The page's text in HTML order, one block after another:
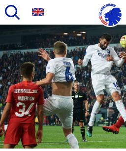
hovedindhold
Primær
navigation